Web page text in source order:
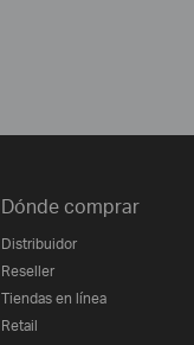
Dónde comprar
Distribuidor
Reseller
Tiendas en línea
Retail